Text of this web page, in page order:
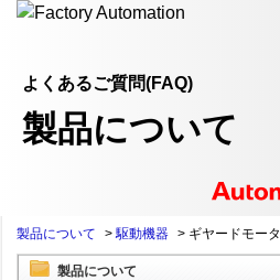
よくあるご質問(FAQ)
製品について
製品について >駆動機器 > ギヤードモータ
製品について